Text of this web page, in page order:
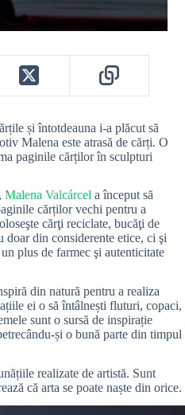
și întotdeauna i-a plăcut să
Malena este atrasă de cărți. O
paginile cărților în sculpturi
Malena Valcárcel a început să
cărților vechi pentru a
cărţi reciclate, bucăţi de
doar din considerente etice, ci şi
plus de farmec şi autenticitate
din natură pentru a realiza
ei o să întâlnești fluturi, copaci,
sunt o sursă de inspirație
și o bună parte din timpul
realizate de artistă. Sunt
că arta se poate naște din orice.